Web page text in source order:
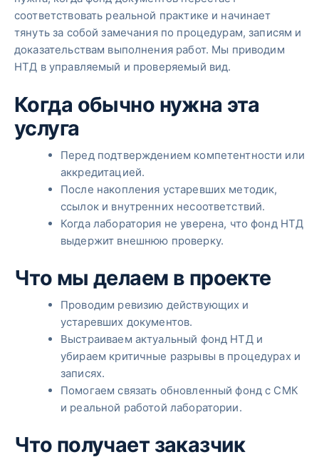
соответствовать реальной практике и начинает
тянуть за собой замечания по процедурам, записям и
доказательствам выполнения работ. Мы приводим
НТД в управляемый и проверяемый вид.
Когда обычно нужна эта
услуга
Перед подтверждением компетентности или
аккредитацией.
После накопления устаревших методик,
ссылок и внутренних несоответствий.
Когда лаборатория не уверена, что фонд НТД
выдержит внешнюю проверку.
Что мы делаем в проекте
Проводим ревизию действующих и
устаревших документов.
Выстраиваем актуальный фонд НТД и
убираем критичные разрывы в процедурах и
записях.
Помогаем связать обновленный фонд с СМК
и реальной работой лаборатории.
Что получает заказчик